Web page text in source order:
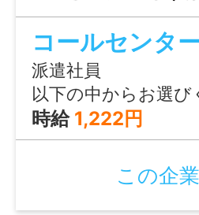
越・ドライバー,軽
クリエイティブ,美容
備・清掃・ビル管理
その他にも「完全在
スキマ時間勤務,時差
ート面接OK,面接時
【ハローワークでの
担当者：神山 学
ください。
コールセンタ
派遣社員
以下の中からお選びください！ 日によって違う時間で働くもOKです♪ ●月～土
時給 1,222円
この企